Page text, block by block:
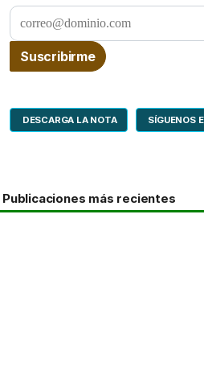
DESCARGA LA NOTA SÍGUENOS
Publicaciones más recientes